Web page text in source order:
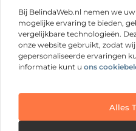
Bij BelindaWeb.nl nemen we
mogelijke ervaring te bieden,
vergelijkbare technologieën.
onze website gebruikt, zodat
gepersonaliseerde ervaringen
informatie kunt u ons
Alles